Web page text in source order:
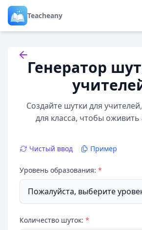
Teacheany
Back to tools
Генератор
Создайте шутки для
для класса, чтобы
Чистый ввод Пример
Уровень образования: *
Количество шуток: *